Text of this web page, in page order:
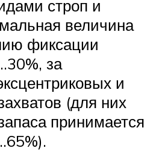
строп и
величина
фиксации
за
и
(для них
принимается